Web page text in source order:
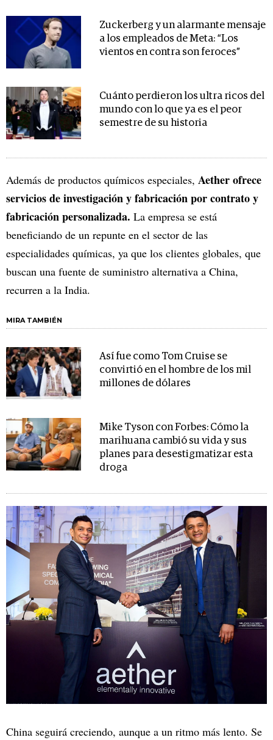
Zuckerberg y un alarmante mensaje
a los empleados de Meta: “Los
vientos en contra son feroces”
Cuánto perdieron los ultra ricos del
mundo con lo que ya es el peor
semestre de su historia
Además de productos químicos especiales, Aether ofrece
servicios de investigación y fabricación por contrato y
fabricación personalizada. La empresa se está
beneficiando de un repunte en el sector de las
especialidades químicas, ya que los clientes globales, que
buscan una fuente de suministro alternativa a China,
recurren a la India.
MIRA TAMBIÉN
Así fue como Tom Cruise se
convirtió en el hombre de los mil
millones de dólares
Mike Tyson con Forbes: Cómo la
marihuana cambió su vida y sus
planes para desestigmatizar esta
droga
China seguirá creciendo, aunque a un ritmo más lento. Se